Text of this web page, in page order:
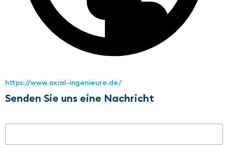
https://www.axial-ingenieure.de/
Senden Sie uns eine Nachricht